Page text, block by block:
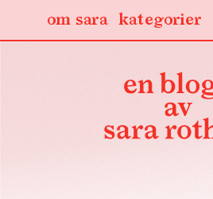
kategorier
om sara